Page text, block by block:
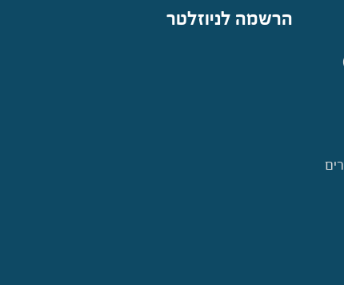
הרשמה לניוזלטר